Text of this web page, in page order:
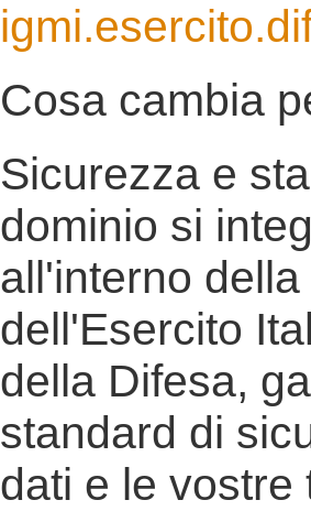
Cosa cambia
Sicurezza e
dominio si
all'interno
dell'Esercito
della Difesa,
standard di
dati e le vostre